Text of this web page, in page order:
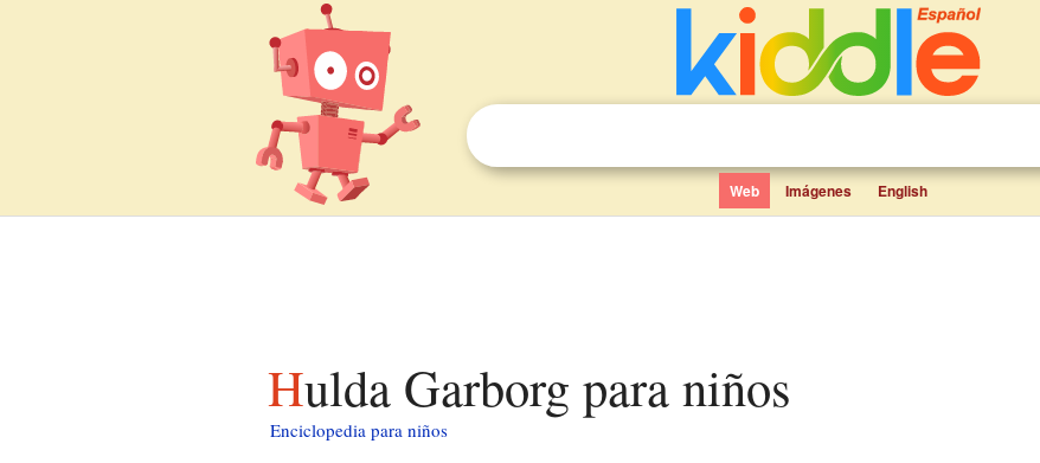
Web Imágenes English
Hulda Garborg para niños
Enciclopedia para niños